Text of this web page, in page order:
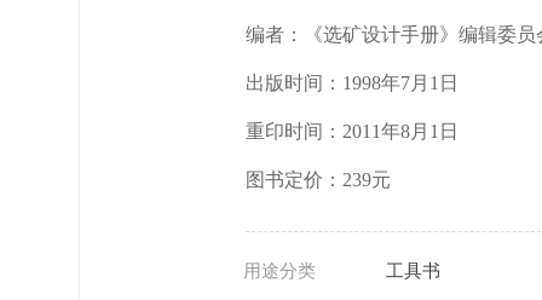
编者：《选矿设计手册》编辑委员
出版时间：1998年7月1日
重印时间：2011年8月1日
图书定价：239元
用途分类 工具书